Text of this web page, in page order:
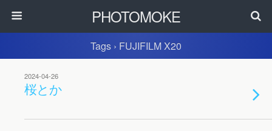
PHOTOMOKE
Tags › FUJIFILM X20
2024-04-26
桜とか